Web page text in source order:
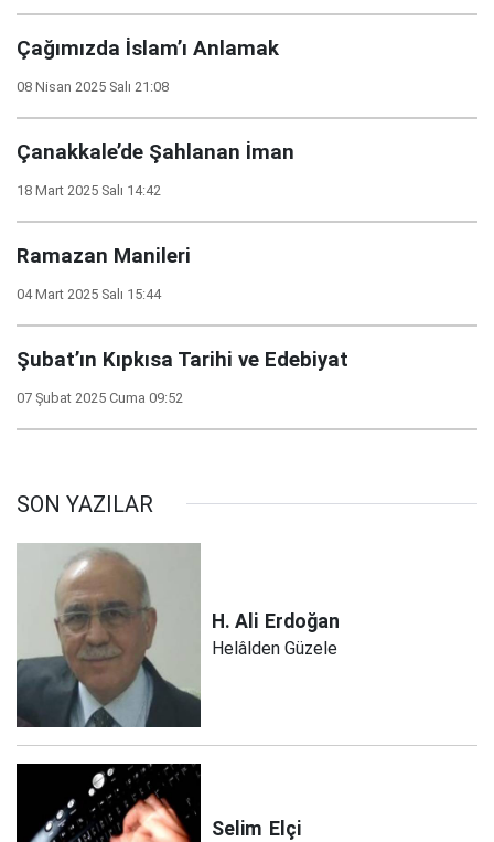
Çağımızda İslam’ı Anlamak
08 Nisan 2025 Salı 21:08
Çanakkale’de Şahlanan İman
18 Mart 2025 Salı 14:42
Ramazan Manileri
04 Mart 2025 Salı 15:44
Şubat’ın Kıpkısa Tarihi ve Edebiyat
07 Şubat 2025 Cuma 09:52
SON YAZILAR
H. Ali Erdoğan
Helâlden Güzele
Selim Elçi